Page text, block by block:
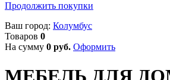
Продолжить покупки
Ваш город: Колумбус
Товаров 0
На сумму 0 руб. Оформить
МЕБЕЛЬ ДЛЯ